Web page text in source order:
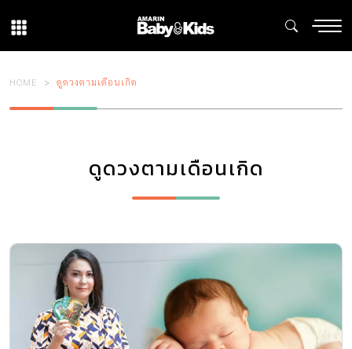
HOME ดูดวงตามเดือนเกิด
ดูดวงตามเดือนเกิด